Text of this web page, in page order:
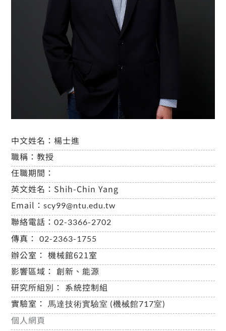
中文姓名：楊士進
職稱：教授
任職期間：
英文姓名： Shih-Chin Yang
Email：scy99@ntu.edu.tw
聯絡電話：02-3366-2702
傳真：02-2363-1755
辦公室：機械館621室
影響區域：創新、能源
研究所組別： 系統控制組
實驗室：馬達技術實驗室 (機械館717室)
個人網頁